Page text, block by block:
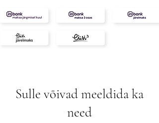
Sulle võivad meeldida ka
need